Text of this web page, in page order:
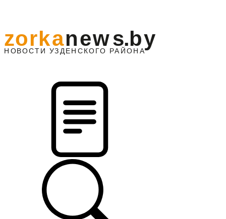
НО ВОСТИ УЗДЕНС КО ГО РАЙОНА
zorkanews.by